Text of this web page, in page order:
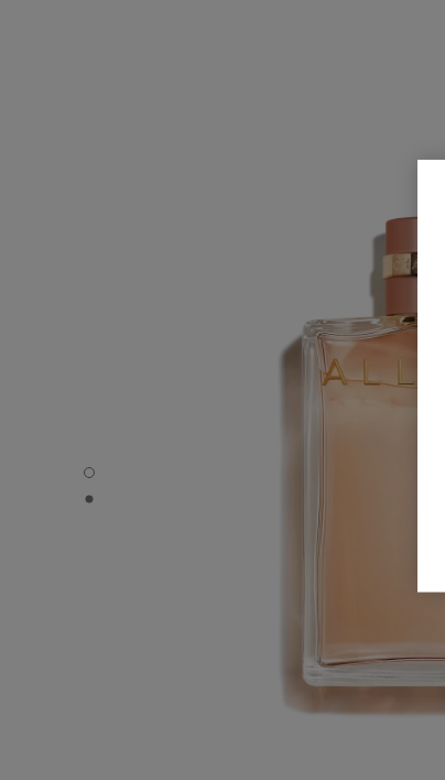
ALLURE - Immagine predefinita
ALLURE - Vista alternativa 1